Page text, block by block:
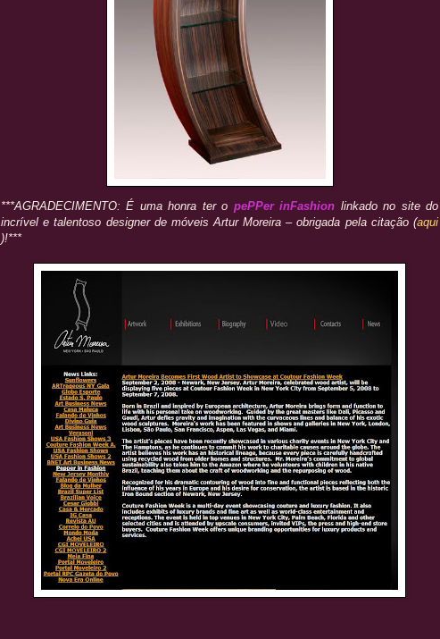
***AGRADECIMENTO: É uma honra tero pePPer inFashion linkado no site do
incrível e talentoso designer de móveis Artur Moreira – obrigada pela citação (aqui
)!***